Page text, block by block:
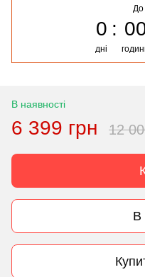
До
0
дні
В наявності
6 399 грн 12
В